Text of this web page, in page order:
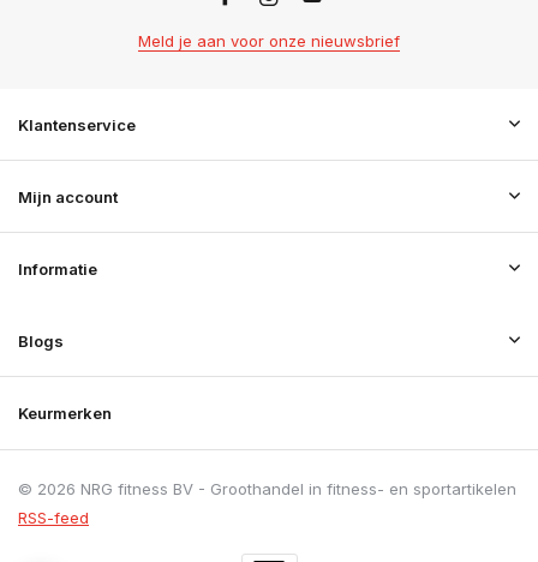
Meld je aan voor onze nieuwsbrief
Klantenservice
Mijn account
Informatie
Blogs
Keurmerken
© 2026 NRG fitness BV - Groothandel in fitness- en sportartikelen
RSS-feed